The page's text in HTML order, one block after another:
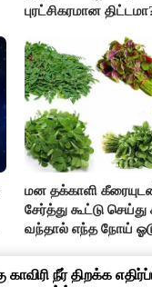
புரட்சிகரமான
மன தக்காளி
சேர்த்து கூட்டு செய்து
வந்தால் எந்த நோய்